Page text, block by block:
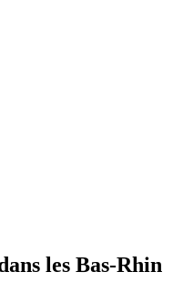
les Bas-Rhin